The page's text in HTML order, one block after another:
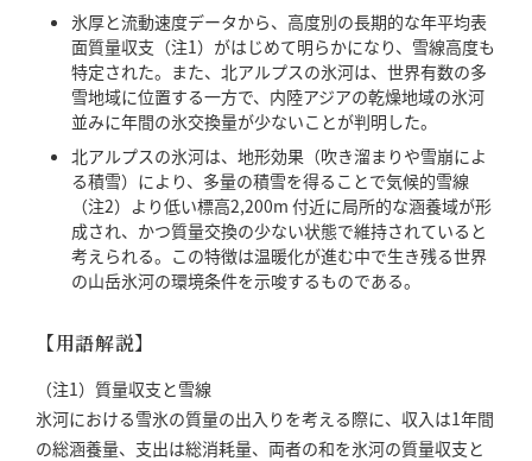
氷厚と流動速度データから、高度別の長期的な年平均表
面質量収支（注1）がはじめて明らかになり、雪線高度も
特定された。また、北アルプスの氷河は、世界有数の多
雪地域に位置する一方で、内陸アジアの乾燥地域の氷河
並みに年間の氷交換量が少ないことが判明した。
北アルプスの氷河は、地形効果（吹き溜まりや雪崩によ
る積雪）により、多量の積雪を得ることで気候的雪線
（注2）より低い標高2,200m 付近に局所的な涵養域が形
成され、かつ質量交換の少ない状態で維持されていると
考えられる。この特徴は温暖化が進む中で生き残る世界
の山岳氷河の環境条件を示唆するものである。
【用語解説】
（注1）質量収支と雪線
氷河における雪氷の質量の出入りを考える際に、収入は1年間
の総涵養量、支出は総消耗量、両者の和を氷河の質量収支と